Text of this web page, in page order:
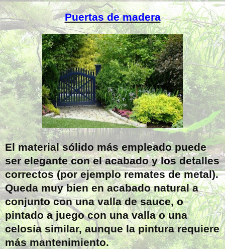
Puertas de madera
El material sólido más empleado puede
ser elegante con el acabado y los detalles
correctos (por ejemplo remates de metal).
Queda muy bien en acabado natural a
conjunto con una valla de sauce, o
pintado a juego con una valla o una
celosía similar, aunque la pintura requiere
más mantenimiento.